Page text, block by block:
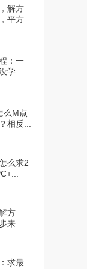
解方
平方
：一
学
么M点
相反...
么求2
方
来
求最